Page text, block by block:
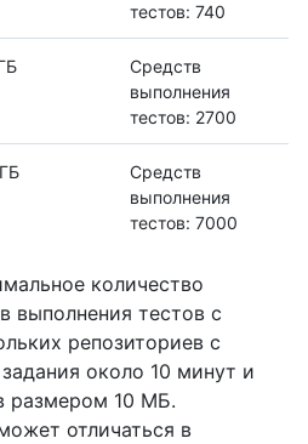
тестов: 740
Средств
выполнения
тестов: 2700
Средств
выполнения
тестов: 7000
количество
выполнения тестов с
репозиториев с
около 10 минут и
размером 10 МБ.
отличаться в